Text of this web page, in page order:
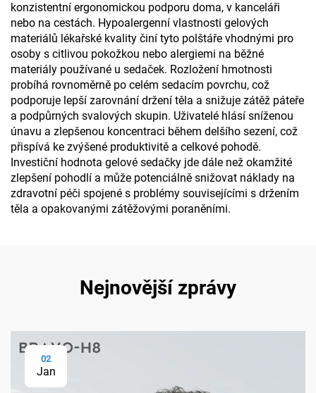
konzistentní ergonomickou podporu doma, v kanceláři
nebo na cestách. Hypoalergenní vlastnosti gelových
materiálů lékařské kvality činí tyto polštáře vhodnými pro
osoby s citlivou pokožkou nebo alergiemi na běžné
materiály používané u sedaček. Rozložení hmotnosti
probíhá rovnoměrně po celém sedacím povrchu, což
podporuje lepší zarovnání držení těla a snižuje zátěž páteře
a podpůrných svalových skupin. Uživatelé hlásí sníženou
únavu a zlepšenou koncentraci během delšího sezení, což
přispívá ke zvýšené produktivitě a celkové pohodě.
Investiční hodnota gelové sedačky jde dále než okamžité
zlepšení pohodlí a může potenciálně snižovat náklady na
zdravotní péči spojené s problémy souvisejícími s držením
těla a opakovanými zátěžovými poraněními.
Nejnovější zprávy
02
Jan